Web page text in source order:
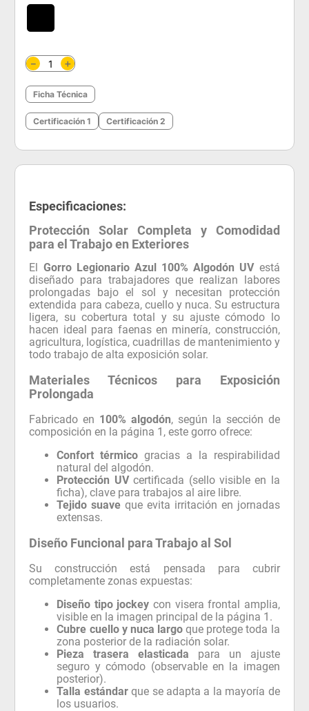
＋
－
Ficha Técnica
Certificación 1 Certificación 2
Especificaciones:
Protección Solar Completa y Comodidad
para el Trabajo en Exteriores
El Gorro Legionario Azul 100% Algodón UVestá
diseñado para trabajadores que realizan labores
prolongadas bajo el sol y necesitan protección
extendida para cabeza, cuello y nuca. Su estructura
ligera, su cobertura total y su ajuste cómodo lo
hacen ideal para faenas en minería, construcción,
agricultura, logística, cuadrillas de mantenimiento y
todo trabajo de alta exposición solar.
Materiales Técnicos para Exposición
Prolongada
Fabricado en 100% algodón, según la sección de
composición en la página 1, este gorro ofrece:
Confort térmico gracias a la respirabilidad
natural del algodón.
Protección UVcertificada (sello visible en la
ficha), clave para trabajos al aire libre.
Tejido suave que evita irritación en jornadas
extensas.
Diseño Funcional para Trabajo al Sol
Su construcción está pensada para cubrir
completamente zonas expuestas:
Diseño tipo jockey con visera frontal amplia,
visible en la imagen principal de la página 1.
Cubre cuello y nuca largo que protege toda la
zona posterior de la radiación solar.
Pieza trasera elasticada para un ajuste
seguro y cómodo (observable en la imagen
posterior).
Talla estándarque se adapta a la mayoría de
los usuarios.